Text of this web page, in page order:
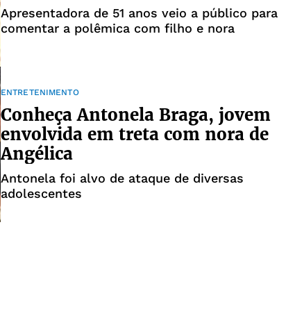
Apresentadora de 51 anos veio a público para
comentar a polêmica com filho e nora
ENTRETENIMENTO
Conheça Antonela Braga, jovem
envolvida em treta com nora de
Angélica
Antonela foi alvo de ataque de diversas
adolescentes